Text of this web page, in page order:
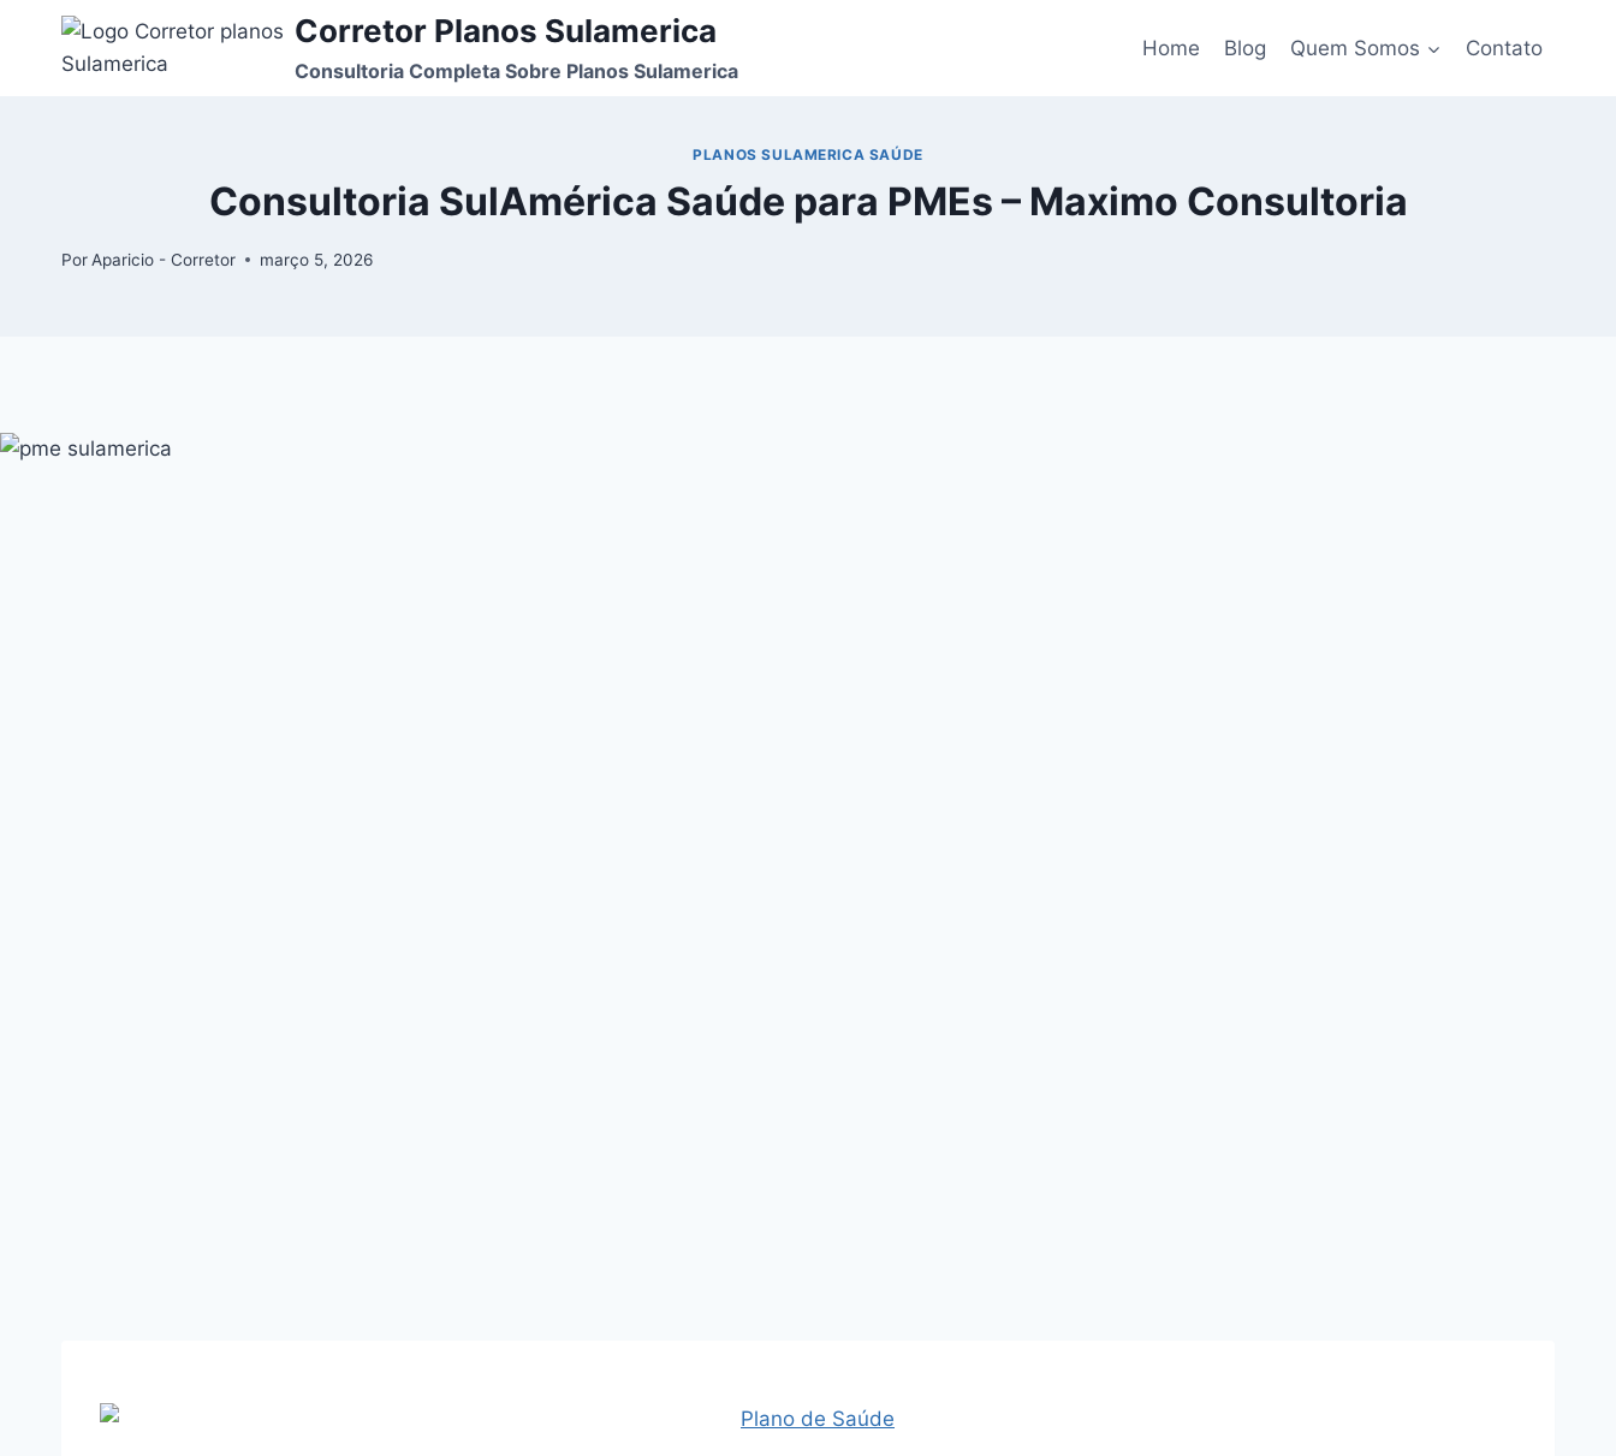
Corretor Planos Sulamerica
Consultoria Completa Sobre Planos Sulamerica
Home Blog Quem Somos Contato
PLANOS SULAMERICA SAÚDE
Consultoria SulAmérica Saúde para PMEs – Maximo Consultoria
Por Aparicio - Corretor março 5, 2026